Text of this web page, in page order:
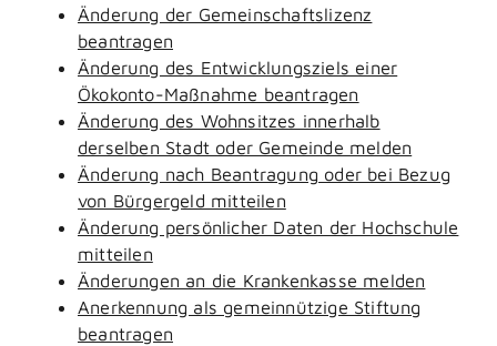
Änderung der Gemeinschaftslizenz
beantragen
Änderung des Entwicklungsziels einer
Ökokonto-Maßnahme beantragen
Änderung des Wohnsitzes innerhalb
derselben Stadt oder Gemeinde melden
Änderung nach Beantragung oder bei Bezug
von Bürgergeld mitteilen
Änderung persönlicher Daten der Hochschule
mitteilen
Änderungen an die Krankenkasse melden
Anerkennung als gemeinnützige Stiftung
beantragen